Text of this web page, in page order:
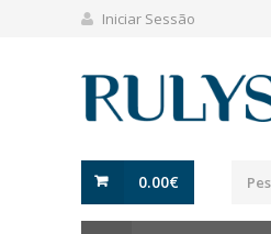
Iniciar Sessão
0.00€